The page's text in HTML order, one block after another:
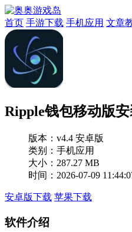
首页 手游下载 手机应用 文章
Ripple钱包移动版
版本： v4.4 安卓版
类别：手机应用
大小：287.27 MB
时间：2026-07-09
安卓版下载 苹果下载
软件介绍